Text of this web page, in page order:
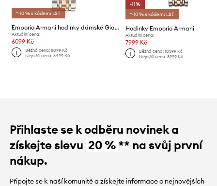
*-10 % s kódem: LST
Emporio Armani hodinky dámské Gianni T-Bar
Aktuální cena:
6099 Kč
Běžná cena:8099 Kč
Nejnižší cena:6499 Kč
-11%
*-10 % s kódem: LST
Hodinky Emporio Armani
Aktuální cena:
7999 Kč
Běžná cena: 10399 Kč
Nejnižší cena: 8999 Kč
Přihlaste se k odběru novinek a
získejte slevu 20 %** na svůj první
nákup.
Připojte se k naší komunitě a získejte informace o nejnovějších